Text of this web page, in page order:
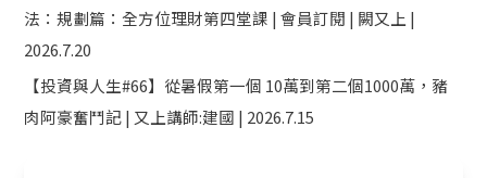
法：規劃篇：全方位理財第四堂課 | 會員訂閱 | 闕又上 |
2026.7.20
【投資與人生#66】從暑假第一個 10萬到第二個1000萬，豬
肉阿豪奮鬥記 | 又上講師:建國 | 2026.7.15